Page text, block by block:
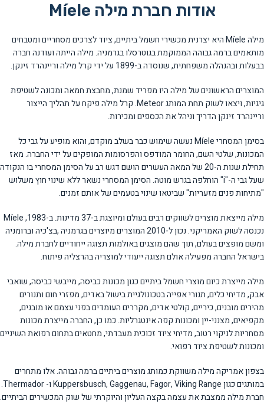
אודות חברת מילה Míele
מילה Míele היא יצרנית מכשירי חשמל ביתיים, ציוד לצרכים מסחריים ומטבחים
מותאמים ברמה גבוהה הממוקמת בגוטרסלו בגרמניה. מילה הייתה ועודנה חברה
בבעלות ובהנהלה משפחתית, שנוסדה ב-1899 על ידי קרל מילה וריינהרד זינקן.
המוצרים הראשונים של מילה היו מפריד שמנת, מחבצת חמאה ומכונה לשטיפת
גיגיות, ויצאו לשוק תחת המותג Meteor. קרל מילה פיקח על תהליך הייצור
וריינהרד זינקן הדריך וניהל את הכספים ומכירות.
בסימן המסחרי Míele נעשה שימוש כבר בשלב מוקדם, והוא מופיע על גבי כל
המכונות, שלטי השם, החומר המודפס והפרסומות המופקים על ידי החברה. מאז
תחילת שנות ה-20 של המאה העשרים הושם דגש רב על הסימן המסחרי בו הנקודה
שעל גבי ה-"i" הוחלפה בגרש מוטה. הסימן המסחרי נשאר ללא שינוי חוץ משלוש
"מתיחות פנים מזעריות" שביטאו שינוי בטעמים של אותם זמנים.
מילה מייצאת מוצרים לשווקים רבים בעולם ומיוצגת ב-37 מדינות. ב-1983, Míele
נכנסה לשוק האמריקני. נכון ל-2010 המוצרים מיוצרים בגרמניה ,בצ'כיה וברומניה
ומשם מופצים בעולם, תוך שהם מוצגים באולמות תצוגה ייחודיים לחברת מילה.
בישראל החברה מפעילה אולם תצוגה ייעודי למוצריה בהרצליה פיתוח.
מילה מייצרת כיום מוצרי חשמל ביתיים כגון מכונות כביסה, מייבשי כביסה, שואבי
אבק, מדיחי כלים, תנורי אפייה בטכונולגיית בישול באדים, מפזרי חום ותנורים
מהירים מובנים, כיריים, קולטי אדים, מקררים העומדים בפני עצמם או מובנים,
מקפיאים, מצנני-יין ומכונות קפה אינטגרליות. כמו כן, החברה מייצרת מכונות
מסחריות לניקוי רטוב, מדיחי ציוד זכוכית מעבדתי, מחטאים בתחום רפואת השיניים
ומכונות לשטיפת ציוד רפואי.
בצפון אמריקה מילה משווקת כמותג מוצרים ביתיים ברמה גבוהה. אלו מתחרים
במותגים כגון Kuppersbusch, Gaggenau, Fagor, Viking Range ו- Thermador.
חברת מילה ממצבת את עצמה בקצה העליון והיוקרתי של שוק המכשירים הביתיים.